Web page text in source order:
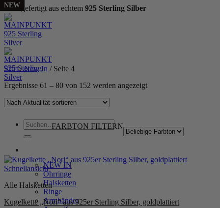
Handgefertigt aus echtem 925 Sterling Silber
Zum
Inhalt
springen
Suchen
nach:
NEW IN
Ohrringe
Halsketten
Ringe
Armbänder
Start / New In /Seite 4
Ergebnisse 61 – 80 von 152 werden angezeigtNach
FARBTON FILTERN
NEW
Schnellansicht
Alle Halsketten
Kugelkette „Nori“ aus 925er Sterling Silber, goldplattiert
NEW
NEW
NEW
NEW
NEW
NEW
NEW
NEW
NEW
NEW
NEW
NEW
NEW
NEW
NEW
NEW
NEW
NEW
NEW